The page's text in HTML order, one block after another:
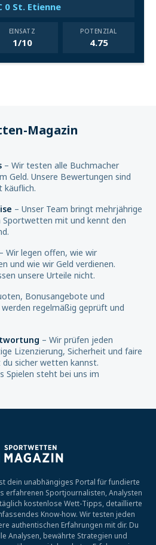
0 St. Etienne
EINSATZ
1/10
POTENZIAL
4.75
Magazin
– Wir testen alle Buchmacher
Geld. Unsere Bewertungen sind
käuflich.
– Unser Team bringt mehrjährige
Sportwetten mit und kennt den
– Wir legen offen, wie wir
und wie wir Geld verdienen.
unsere Urteile nicht.
Bonusangebote und
regelmäßig geprüft und
– Wir prüfen jeden
Lizenzierung, Sicherheit und faire
sicher wetten kannst.
Spielen steht bei uns im
dein unabhängiges Portal für fundierte
erfahrenen Sportjournalisten, Analysten
kostenlose Wett-Tipps, detaillierte
Know-how. Wir testen jeden
authentischen Erfahrungen mit dir. Du
Analysen, bewährte Strategien und